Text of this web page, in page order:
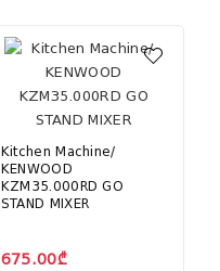
Kitchen Machine/
KENWOOD
KZM35.000RD GO
STAND MIXER
675.00₾